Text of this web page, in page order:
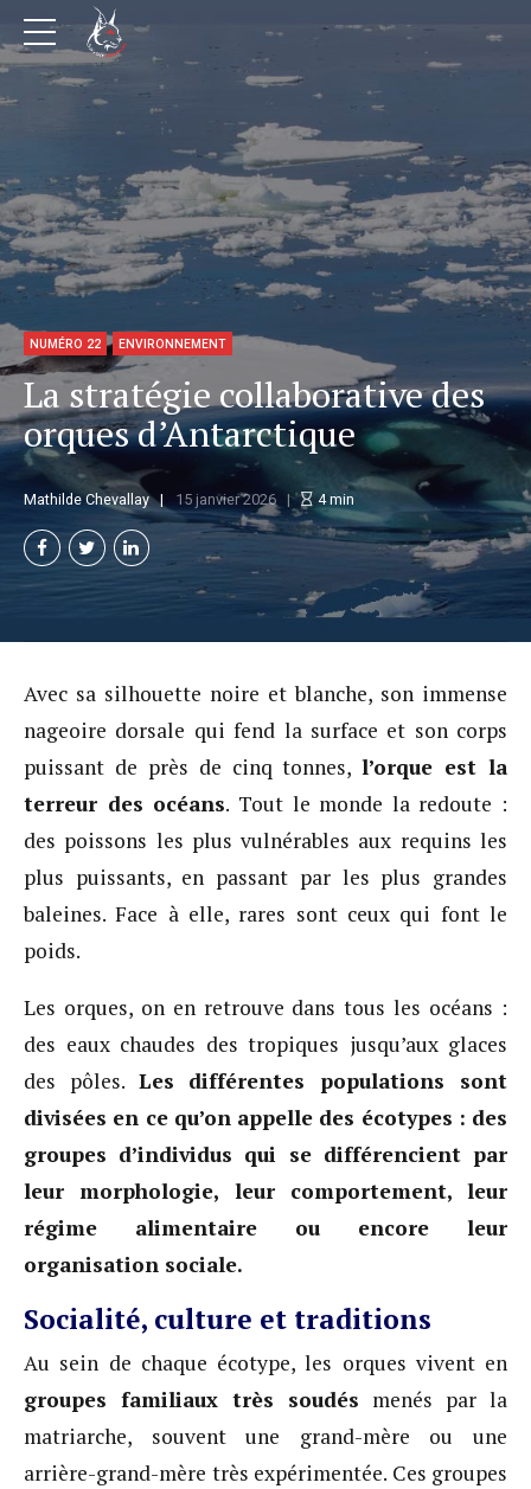
NUMÉRO 22 ENVIRONNEMENT
La stratégie collaborative des
orques d’Antarctique
Mathilde Chevallay 15 janvier 2026 4min
Avec sa silhouette noire et blanche, son immense
nageoire dorsale qui fend la surface et son corps
puissant de près de cinq tonnes,l’orque est la
terreur des océans. Tout le monde la redoute :
des poissons les plus vulnérables aux requins les
plus puissants, en passant par les plus grandes
baleines. Face à elle, rares sont ceux qui font le
poids.
Les orques, on en retrouve dans tous les océans :
des eaux chaudes des tropiques jusqu’aux glaces
des pôles. Les différentes populations sont
divisées en ce qu’on appelle des écotypes : des
groupes d’individus qui se différencient par
leur morphologie, leur comportement, leur
régime alimentaire ou encore leur
organisation sociale.
Socialité, culture et traditions
Au sein de chaque écotype, les orques vivent en
groupes familiaux très soudés menés par la
matriarche, souvent une grand-mère ou une
arrière-grand-mère très expérimentée. Ces groupes